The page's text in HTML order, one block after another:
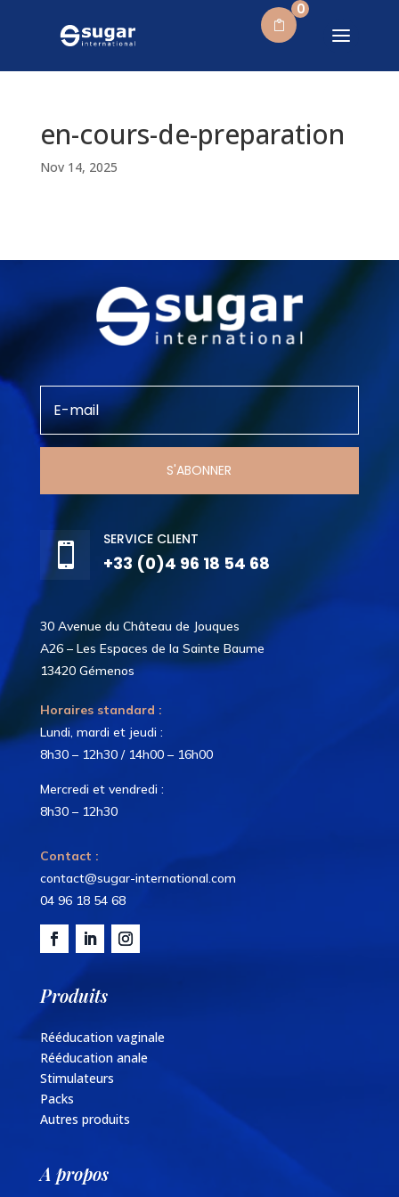
0
en-cours-de-preparation
Nov 14, 2025
S'ABONNER

SERVICE CLIENT
+33 (0)4 96 18 54 68
30 Avenue du Château de Jouques
A26 – Les Espaces de la Sainte Baume
13420 Gémenos
Horaires standard :
Lundi, mardi et jeudi :
8h30 – 12h30 / 14h00 – 16h00
Mercredi et vendredi :
8h30 – 12h30
Contact :
contact@sugar-international.com
04 96 18 54 68
Produits
Rééducation vaginale
Rééducation anale
Stimulateurs
Packs
Autres produits
A propos